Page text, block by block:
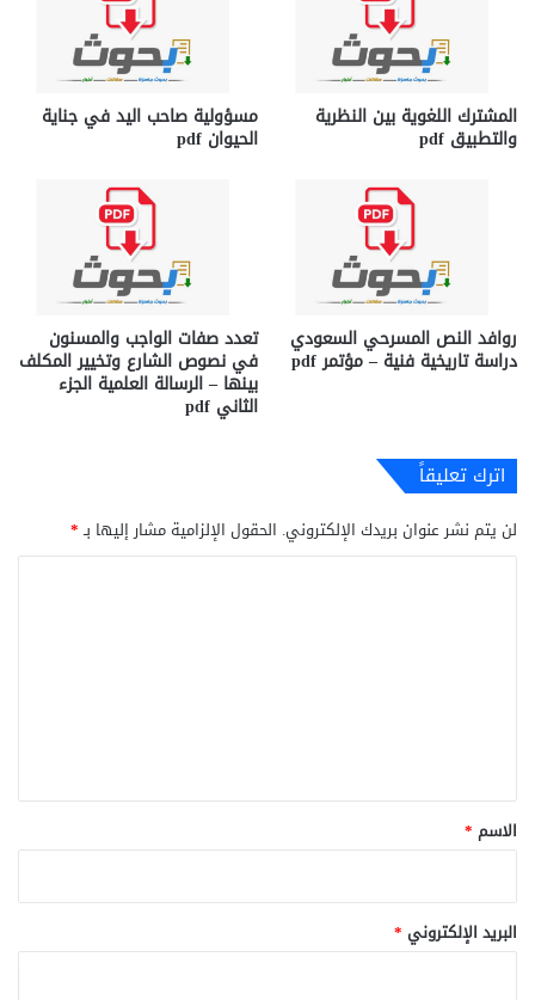
المشترك اللغوية بين النظرية
والتطبيق pdf
مسؤولية صاحب اليد في جناية
الحيوان pdf
روافد النص المسرحي السعودي
دراسة تاريخية فنية – مؤتمر pdf
تعدد صفات الواجب والمسنون
في نصوص الشارع وتخيير المكلف
بينها – الرسالة العلمية الجزء
الثاني pdf
اترك تعليقاً
لن يتم نشر عنوان بريدك الإلكتروني. الحقول الإلزامية مشار إليها بـ*
*
الاسم *
البريد الإلكتروني *